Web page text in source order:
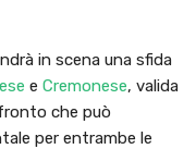
in scena una sfida
e Cremonese, valida
che può
per entrambe le